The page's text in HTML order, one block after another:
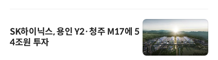
SK하이닉스, 용인 Y2·청주 M17에 5
4조원 투자